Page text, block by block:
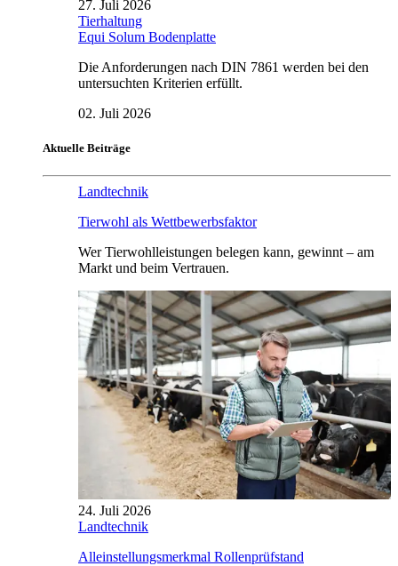
27. Juli 2026
Tierhaltung
Equi Solum Bodenplatte
Die Anforderungen nach DIN 7861 werden bei den
untersuchten Kriterien erfüllt.
02. Juli 2026
Aktuelle Beiträge
Landtechnik
Tierwohl als Wettbewerbsfaktor
Wer Tierwohlleistungen belegen kann, gewinnt – am
Markt und beim Vertrauen.
24. Juli 2026
Landtechnik
Alleinstellungsmerkmal Rollenprüfstand